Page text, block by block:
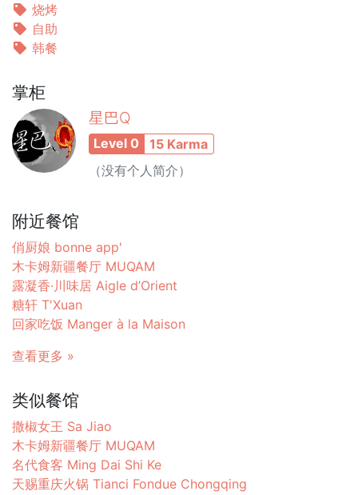
烧烤
自助
韩餐
掌柜
星巴Q
Level 0
15 Karma
（没有个人简介）
附近餐馆
俏厨娘 bonne app'
木卡姆新疆餐厅 MUQAM
露凝香·川味居 Aigle d’Orient
糖轩 T'Xuan
回家吃饭 Manger à la Maison
查看更多 »
类似餐馆
撒椒女王 Sa Jiao
木卡姆新疆餐厅 MUQAM
名代食客 Ming Dai Shi Ke
天赐重庆火锅 Tianci Fondue Chongqing